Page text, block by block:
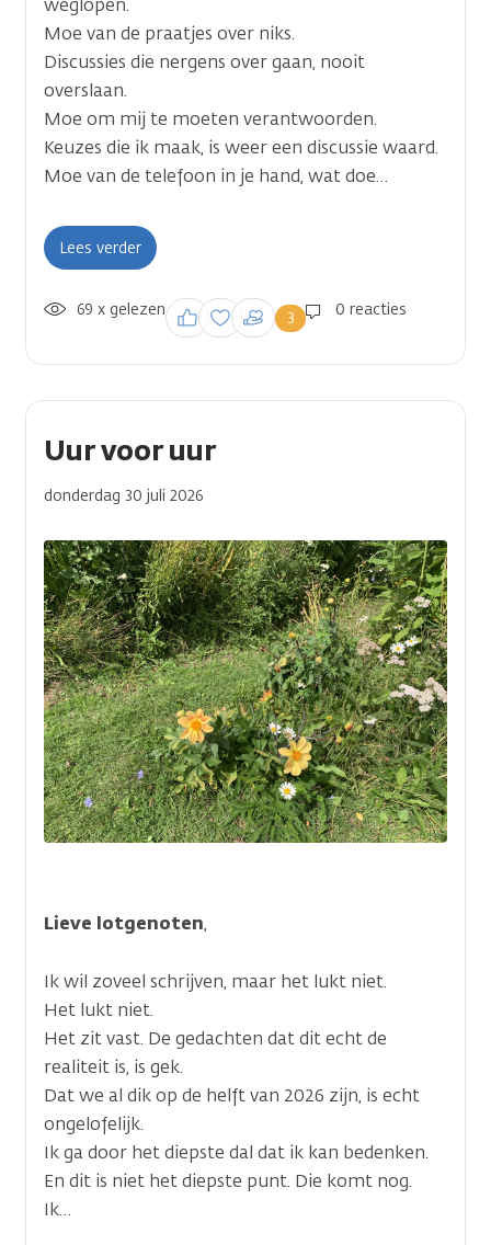
weglopen.
Moe van de praatjes over niks.
Discussies die nergens over gaan, nooit
overslaan.
Moe om mij te moeten verantwoorden.
Keuzes die ik maak, is weer een discussie waard.
Moe van de telefoon in je hand, wat doe…
Lees verder
0 reacties
3
Inloggen om een
reactie te plaatsen
69 x gelezen
Uur voor uur
donderdag 30 juli 2026
Lieve lotgenoten,
Ik wil zoveel schrijven, maar het lukt niet.
Het lukt niet.
Het zit vast. De gedachten dat dit echt de
realiteit is, is gek.
Dat we al dik op de helft van 2026 zijn, is echt
ongelofelijk.
Ik ga door het diepste dal dat ik kan bedenken.
En dit is niet het diepste punt. Die komt nog.
Ik…